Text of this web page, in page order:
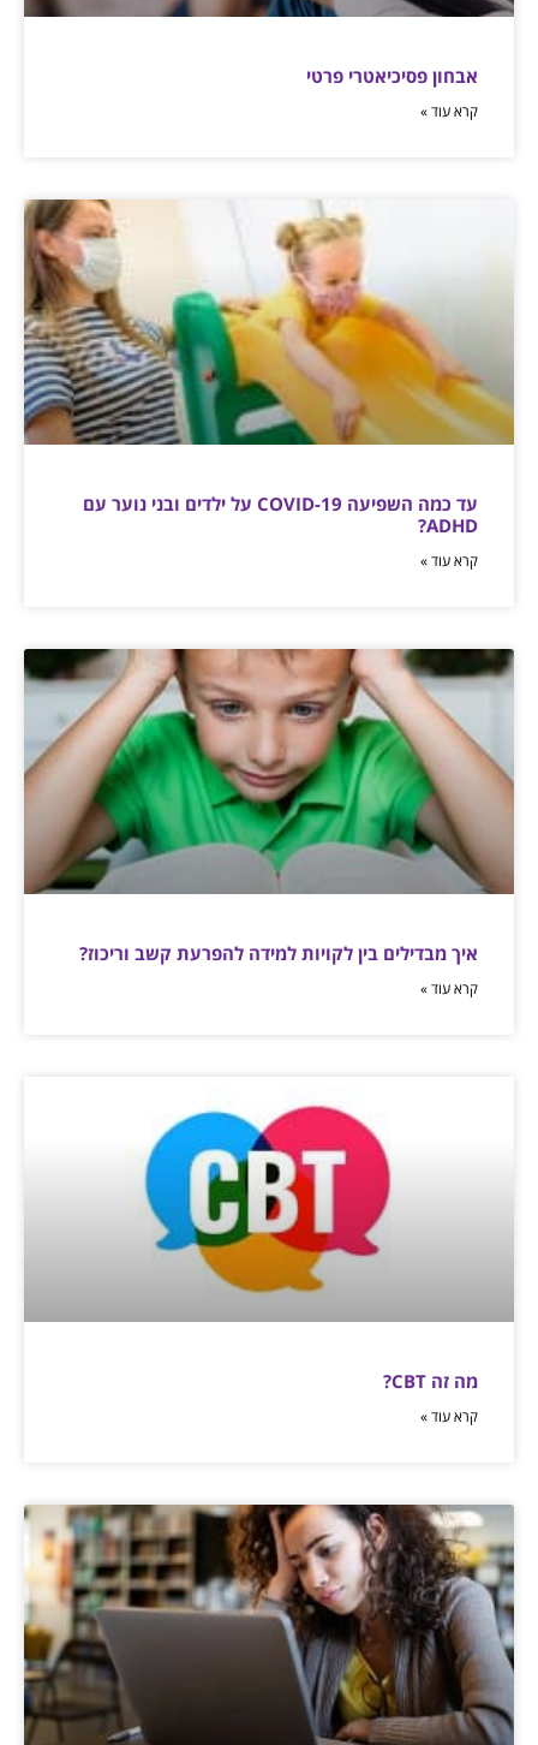
אבחון פסיכיאטרי פרטי
קרא עוד »
עד כמה השפיעה COVID-19 על ילדים ובני נוער עם
ADHD?‏
קרא עוד »
איך מבדילים בין לקויות למידה להפרעת קשב וריכוז?
קרא עוד »
מה זה CBT?
קרא עוד »